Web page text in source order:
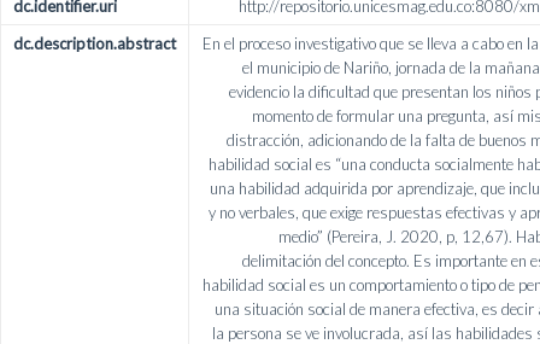
dc.identifier.uri
http://repositorio.unicesmag.edu.co:8080/
dc.description.abstract
En el proceso investigativo que se lleva a cabo en
el municipio de Nariño, jornada de la
evidencio la dificultad que presentan los
momento de formular una pregunta, así
distracción, adicionando de la falta de buenos
habilidad social es “una conducta socialmente
una habilidad adquirida por aprendizaje, que
y no verbales, que exige respuestas efectivas y
medio” (Pereira, J. 2020, p, 12,67).
delimitación del concepto. Es importante en
habilidad social es un comportamiento o tipo de
una situación social de manera efectiva, es decir
la persona se ve involucrada, así las